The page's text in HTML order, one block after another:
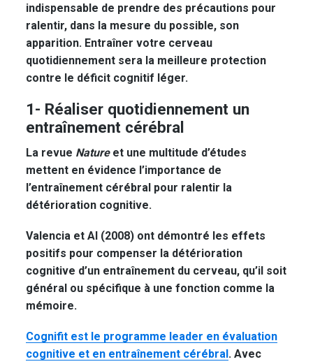
indispensable de prendre des précautions pour
ralentir, dans la mesure du possible, son
apparition. Entraîner votre cerveau
quotidiennement sera la meilleure protection
contre le déficit cognitif léger.
1- Réaliser quotidiennement un
entraînement cérébral
La revue Nature et une multitude d’études
mettent en évidence l’importance de
l’entraînement cérébral pour ralentir la
détérioration cognitive.
Valencia et Al (2008) ont démontré les effets
positifs pour compenser la détérioration
cognitive d’un entraînement du cerveau, qu’il soit
général ou spécifique à une fonction comme la
mémoire.
Cognifit est le programme leader en évaluation
cognitive et en entraînement cérébral . Avec